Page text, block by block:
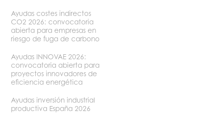
Ayudas costes indirectos
CO2 2026: convocatoria
abierta para empresas en
riesgo de fuga de carbono
Ayudas INNOVAE 2026:
convocatoria abierta para
proyectos innovadores de
eficiencia energética
Ayudas inversión industrial
productiva España 2026